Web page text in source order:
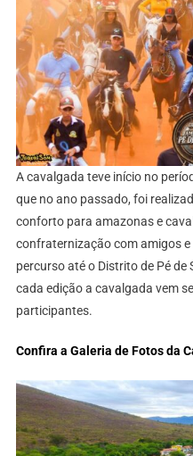
A cavalgada teve início no
que no ano passado, foi
conforto para amazonas e
confraternização com amigos
percurso até o Distrito de Pé de
cada edição a cavalgada vem
participantes.
Confira a Galeria de Fotos da